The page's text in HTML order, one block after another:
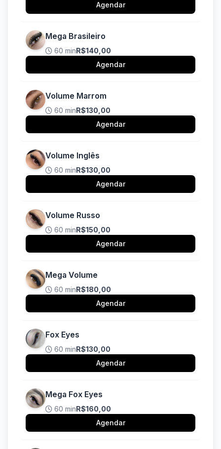
Agendar
Mega Brasileiro
60 minR$140,00
Agendar
Volume Marrom
60 minR$130,00
Agendar
Volume Inglês
60 minR$130,00
Agendar
Volume Russo
60 minR$150,00
Agendar
Mega Volume
60 minR$180,00
Agendar
Fox Eyes
60 minR$130,00
Agendar
Mega Fox Eyes
60 minR$160,00
Agendar